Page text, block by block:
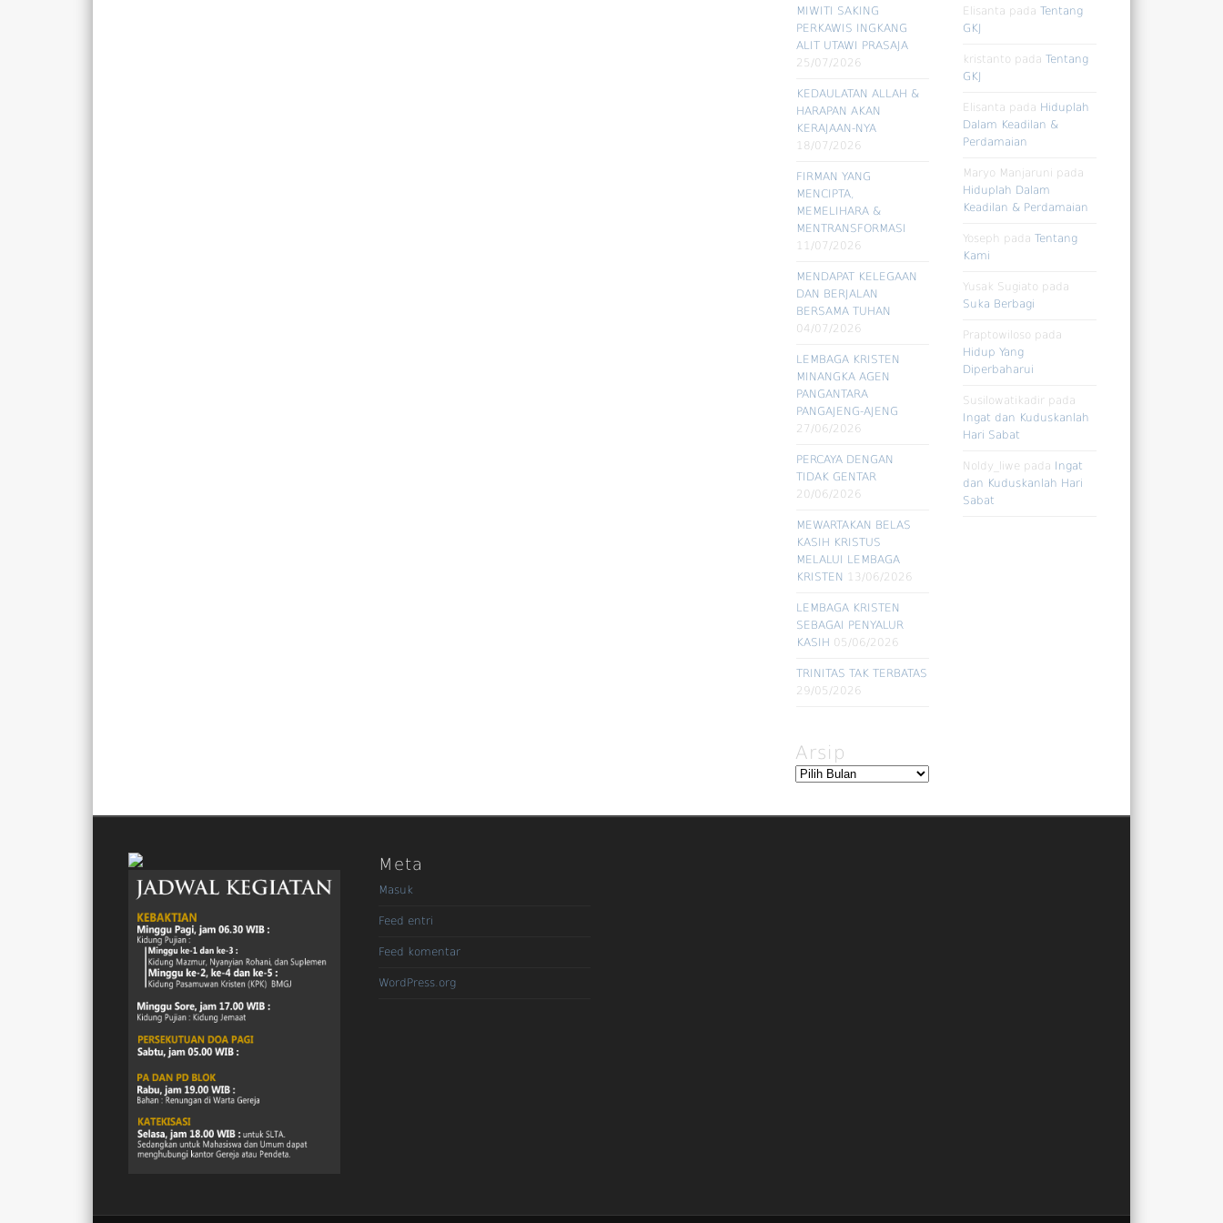
MIWITI SAKING
PERKAWIS INGKANG
ALIT UTAWI PRASAJA
25/07/2026
KEDAULATAN ALLAH &
HARAPAN AKAN
KERAJAAN-NYA
18/07/2026
FIRMAN YANG
MENCIPTA,
MEMELIHARA &
MENTRANSFORMASI
11/07/2026
MENDAPAT KELEGAAN
DAN BERJALAN
BERSAMA TUHAN
04/07/2026
LEMBAGA KRISTEN
MINANGKA AGEN
PANGANTARA
PANGAJENG-AJENG
27/06/2026
PERCAYA DENGAN
TIDAK GENTAR
20/06/2026
MEWARTAKAN BELAS
KASIH KRISTUS
MELALUI LEMBAGA
KRISTEN 13/06/2026
LEMBAGA KRISTEN
SEBAGAI PENYALUR
KASIH 05/06/2026
TRINITAS TAK TERBATAS
29/05/2026
Elisanta pada Tentang
GKJ
kristanto pada Tentang
GKJ
Elisanta pada Hiduplah
Dalam Keadilan &
Perdamaian
Maryo Manjaruni pada
Hiduplah Dalam
Keadilan & Perdamaian
Yoseph pada Tentang
Kami
Yusak Sugiato pada
Suka Berbagi
Praptowiloso pada
Hidup Yang
Diperbaharui
Susilowatikadir pada
Ingat dan Kuduskanlah
Hari Sabat
Noldy_liwe pada
Ingat
dan Kuduskanlah Hari
Sabat
Arsip
Arsip
Meta
Masuk
Feed entri
Feed komentar
WordPress.org